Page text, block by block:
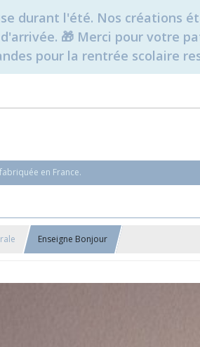
durant l'été. Nos créations
🎁 Merci pour votre
pour la rentrée scolaire
en France.
Enseigne Bonjour